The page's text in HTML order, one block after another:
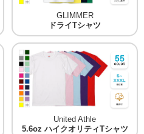
GLIMMER
ドライTシャツ
United Athle
5.6oz ハイクオリティTシャツ